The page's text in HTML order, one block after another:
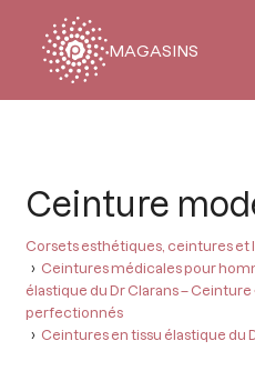
MAGASINS
Ceinture
Corsets esthétiques, ceintures et
Ceintures médicales pour
élastique du Dr Clarans –
perfectionnés
Ceintures en tissu élastique du